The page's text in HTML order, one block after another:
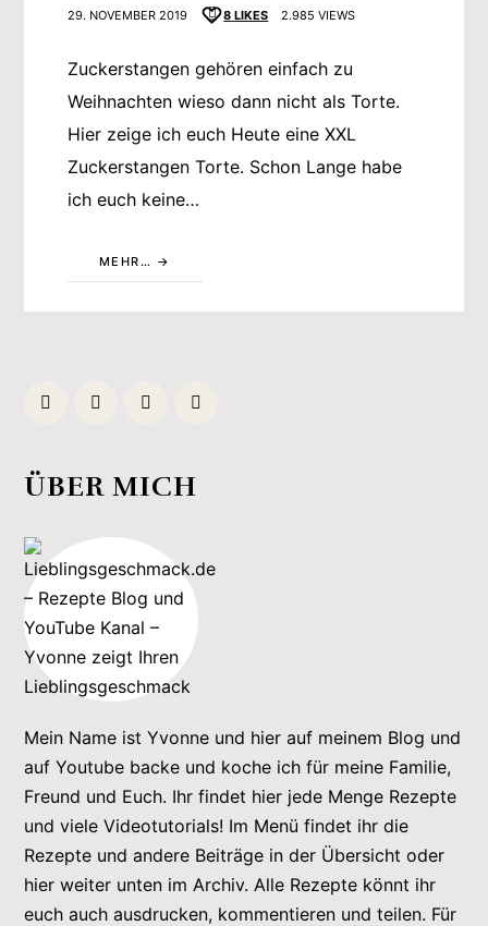
29. NOVEMBER 2019 8 LIKES 2.985 VIEWS
Zuckerstangen gehören einfach zu
Weihnachten wieso dann nicht als Torte.
Hier zeige ich euch Heute eine XXL
Zuckerstangen Torte. Schon Lange habe
ich euch keine…
MEHR…
ÜBER MICH
Mein Name ist Yvonne und hier auf meinem Blog und
auf Youtube backe und koche ich für meine Familie,
Freund und Euch. Ihr findet hier jede Menge Rezepte
und viele Videotutorials! Im Menü findet ihr die
Rezepte und andere Beiträge in der Übersicht oder
hier weiter unten im Archiv. Alle Rezepte könnt ihr
euch auch ausdrucken, kommentieren und teilen. Für